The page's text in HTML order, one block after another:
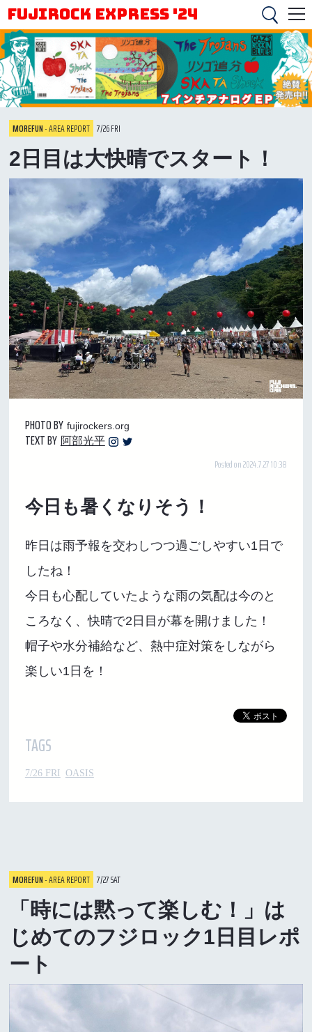
FUJIROCK EXPRESS '24
MOREFUN- AREA REPORT 7/26 FRI
2日目は大快晴でスタート！
PHOTO BY fujirockers.org
TEXT BY 阿部光平
Posted on 2024.7.27 10:38
今日も暑くなりそう！
昨日は雨予報を交わしつつ過ごしやすい1日で
したね！
今日も心配していたような雨の気配は今のと
ころなく、快晴で2日目が幕を開けました！
帽子や水分補給など、熱中症対策をしながら
楽しい1日を！
TAGS
7/26 FRI OASIS
MOREFUN- AREA REPORT 7/27 SAT
「時には黙って楽しむ！」は
じめてのフジロック1日目レポ
ート